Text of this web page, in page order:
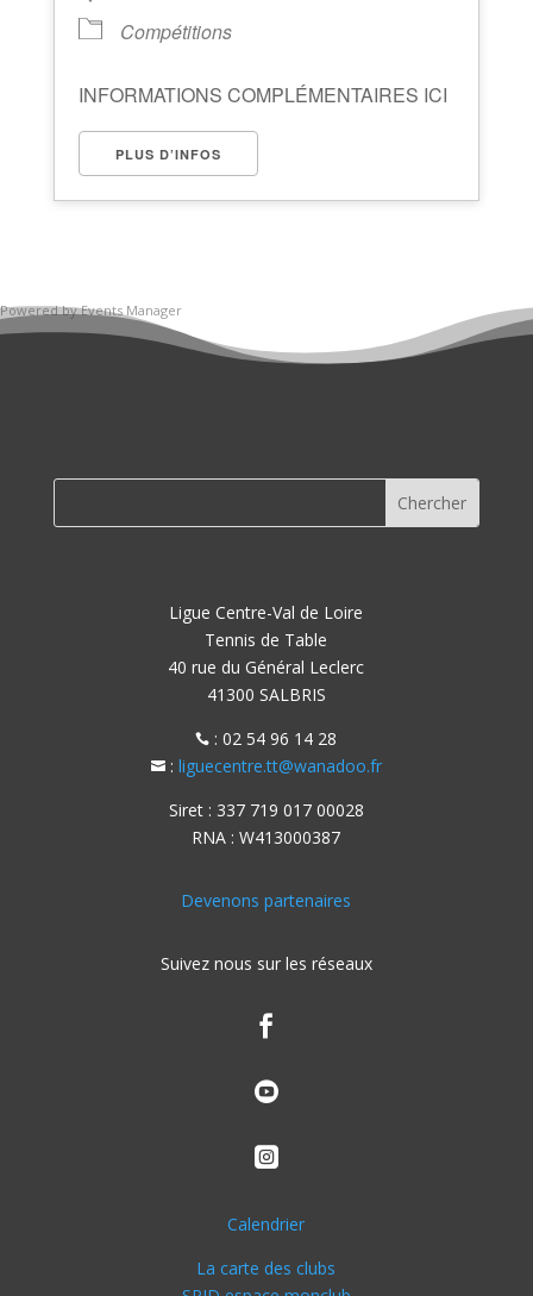
Compétitions
INFORMATIONS COMPLÉMENTAIRES ICI
PLUS D’INFOS
Powered byEvents Manager
Ligue Centre-Val de Loire
Tennis de Table
40 rue du Général Leclerc
41300 SALBRIS
 : 02 54 96 14 28
: liguecentre.tt@wanadoo.fr
Siret : 337 719 017 00028
RNA : W413000387
Devenons partenaires
Suivez nous sur les réseaux



Calendrier
La carte des clubs